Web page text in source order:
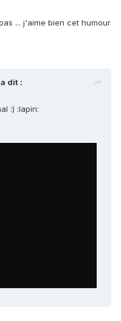
... j'aime bien cet humour
dit :
:) :lapin: